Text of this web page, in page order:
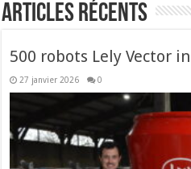
Articles récents
500 robots Lely Vector
27 janvier 2026 0